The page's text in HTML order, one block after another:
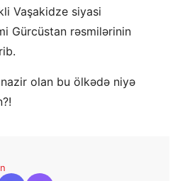
Vaşakidze siyasi
Gürcüstan rəsmilərinin
nazir olan bu ölkədə niyə